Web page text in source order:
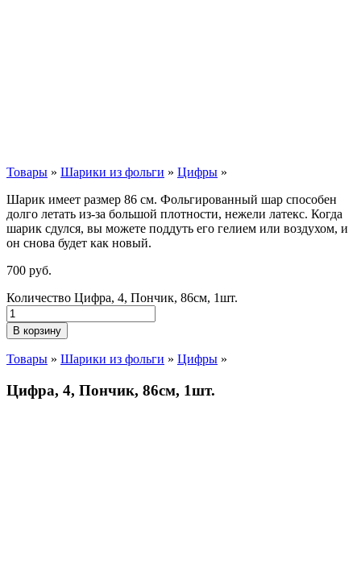
Товары » Шарики из фольги » Цифры »
Шарик имеет размер 86 см. Фольгированный шар способен
долго летать из-за большой плотности, нежели латекс. Когда
шарик сдулся, вы можете поддуть его гелием или воздухом, и
он снова будет как новый.
700 руб.
Количество Цифра, 4, Пончик, 86см, 1шт.
В корзину
Товары » Шарики из фольги » Цифры »
Цифра, 4, Пончик, 86см, 1шт.